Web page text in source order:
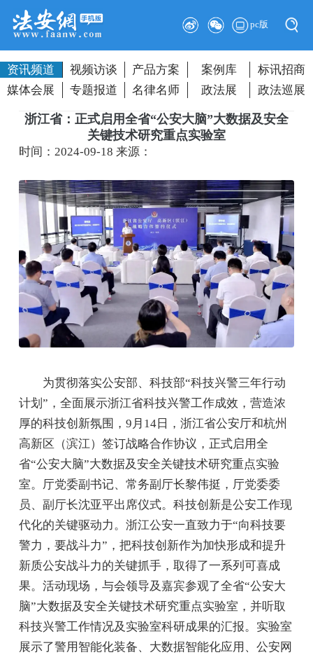
pc版
资讯频道 视频访谈 产品方案 案例库
标讯招商
媒体会展
专题报道 名律名师 政法展 政法巡展
浙江省：正式启用全省“公安大脑”大数据及安全
关键技术研究重点实验室
时间：2024-09-18来源：
为贯彻落实公安部、科技部“科技兴警三年行动
计划”，全面展示浙江省科技兴警工作成效，营造浓
厚的科技创新氛围，9月14日，浙江省公安厅和杭州
高新区（滨江）签订战略合作协议，正式启用全
省“公安大脑”大数据及安全关键技术研究重点实验
室。厅党委副书记、常务副厅长黎伟挺，厅党委委
员、副厅长沈亚平出席仪式。科技创新是公安工作现
代化的关键驱动力。浙江公安一直致力于“向科技要
警力，要战斗力”，把科技创新作为加快形成和提升
新质公安战斗力的关键抓手，取得了一系列可喜成
果。活动现场，与会领导及嘉宾参观了全省“公安大
脑”大数据及安全关键技术研究重点实验室，并听取
科技兴警工作情况及实验室科研成果的汇报。实验室
展示了警用智能化装备、大数据智能化应用、公安网